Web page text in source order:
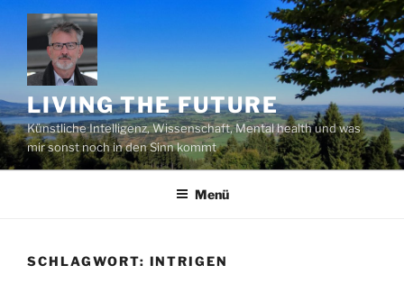
Zum
Inhalt
springen
LIVING THE FUTURE
Künstliche Intelligenz, Wissenschaft, Mental health und was
mir sonst noch in den Sinn kommt
Menü
SCHLAGWORT: INTRIGEN